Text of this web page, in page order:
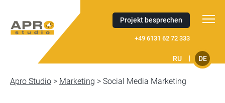
Projekt besprechen
+49 6131 62 72 333
RU DE
Apro Studio > Marketing > Soсial Media Marketing